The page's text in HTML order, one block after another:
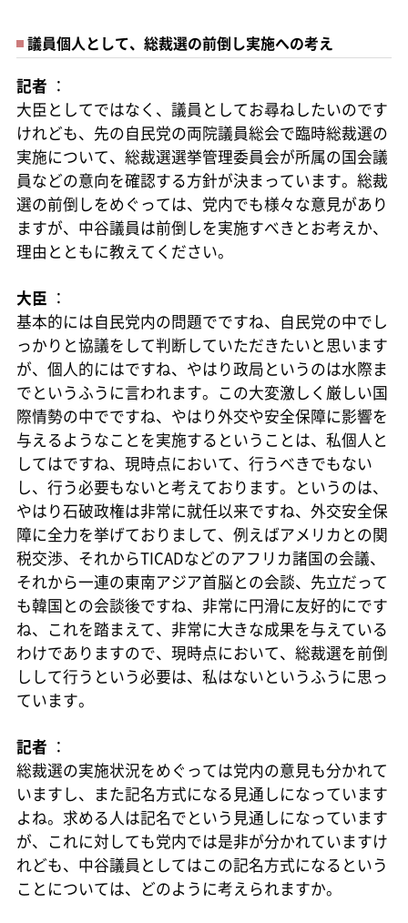
議員個人として、総裁選の前倒し実施への考え
記者 ：
大臣としてではなく、議員としてお尋ねしたいのです
けれども、先の自民党の両院議員総会で臨時総裁選の
実施について、総裁選選挙管理委員会が所属の国会議
員などの意向を確認する方針が決まっています。総裁
選の前倒しをめぐっては、党内でも様々な意見があり
ますが、中谷議員は前倒しを実施すべきとお考えか、
理由とともに教えてください。
大臣 ：
基本的には自民党内の問題でですね、自民党の中でし
っかりと協議をして判断していただきたいと思います
が、個人的にはですね、やはり政局というのは水際ま
でというふうに言われます。この大変激しく厳しい国
際情勢の中でですね、やはり外交や安全保障に影響を
与えるようなことを実施するということは、私個人と
してはですね、現時点において、行うべきでもない
し、行う必要もないと考えております。というのは、
やはり石破政権は非常に就任以来ですね、外交安全保
障に全力を挙げておりまして、例えばアメリカとの関
税交渉、それからTICADなどのアフリカ諸国の会議、
それから一連の東南アジア首脳との会談、先立だって
も韓国との会談後ですね、非常に円滑に友好的にです
ね、これを踏まえて、非常に大きな成果を与えている
わけでありますので、現時点において、総裁選を前倒
しして行うという必要は、私はないというふうに思っ
ています。
記者 ：
総裁選の実施状況をめぐっては党内の意見も分かれて
いますし、また記名方式になる見通しになっています
よね。求める人は記名でという見通しになっています
が、これに対しても党内では是非が分かれていますけ
れども、中谷議員としてはこの記名方式になるという
ことについては、どのように考えられますか。